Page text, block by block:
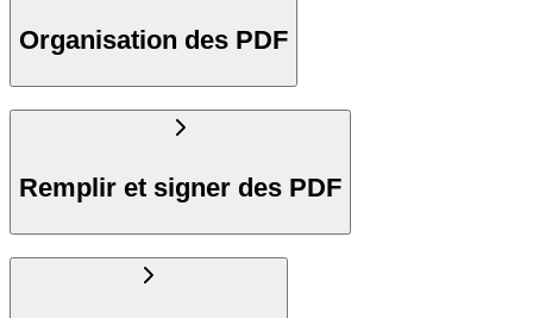
Organisation des PDF
Remplir et signer des PDF